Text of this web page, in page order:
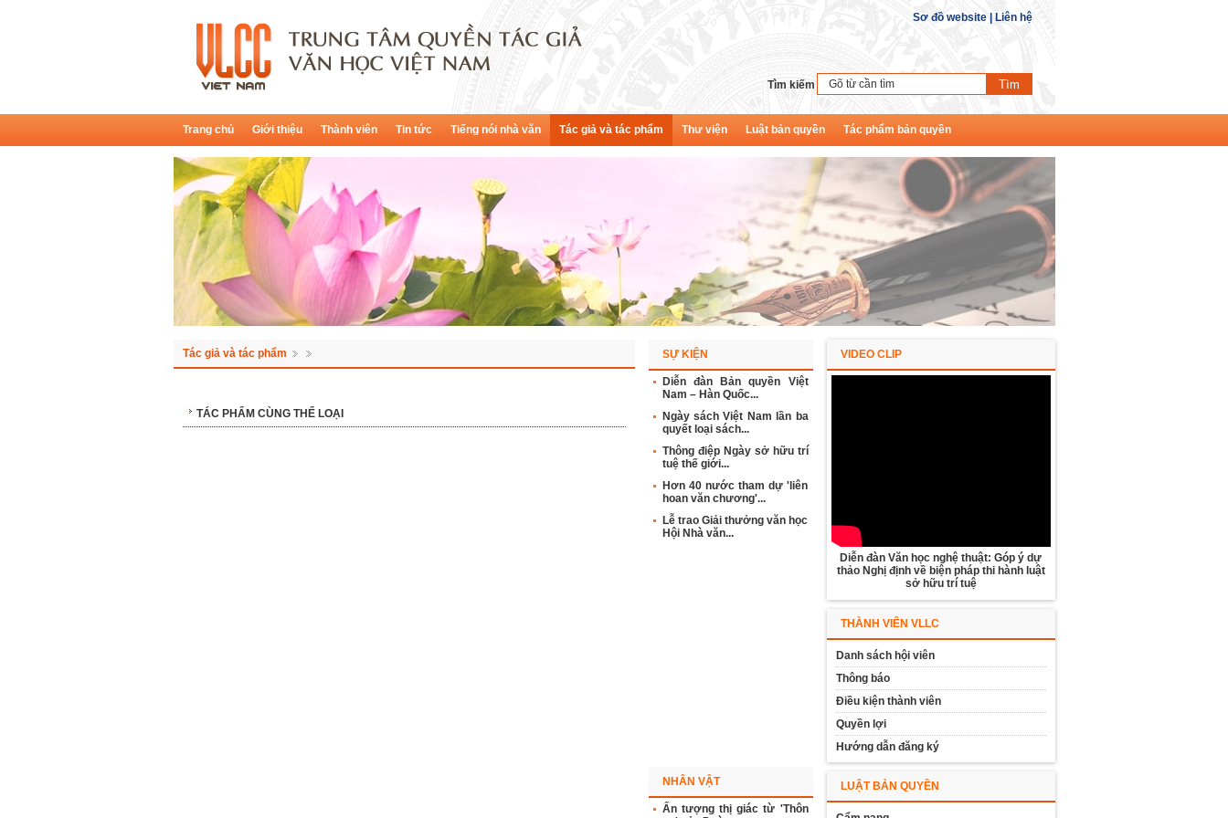
Sơ đồ website| Liên hệ
Tìm kiếm
Trang chủ Giới thiệu Thành viên Tin tức Tiếng nói nhà văn Tác giả và tác phẩm Thư viện Luật bản quyền Tác phẩm bản quyền
Tác giả và tác phẩm
TÁC PHẨM CÙNG THỂ LOẠI
SỰ KIỆN
Diễn đàn Bản quyền Việt
Nam – Hàn Quốc...
Ngày sách Việt Nam lần ba
quyết loại sách...
Thông điệp Ngày sở hữu trí
tuệ thế giới...
Hơn 40 nước tham dự 'liên
hoan văn chương'...
Lễ trao Giải thưởng văn học
Hội Nhà văn...
NHÂN VẬT
Ấn tượng thị giác từ 'Thôn
VIDEO CLIP
Diễn đàn Văn học nghệ thuật: Góp ý dự
thảo Nghị định về biện pháp thi hành luật
sở hữu trí tuệ
THÀNH VIÊN VLLC
Danh sách hội viên
Thông báo
Điều kiện thành viên
Quyền lợi
Hướng dẫn đăng ký
LUẬT BẢN QUYỀN